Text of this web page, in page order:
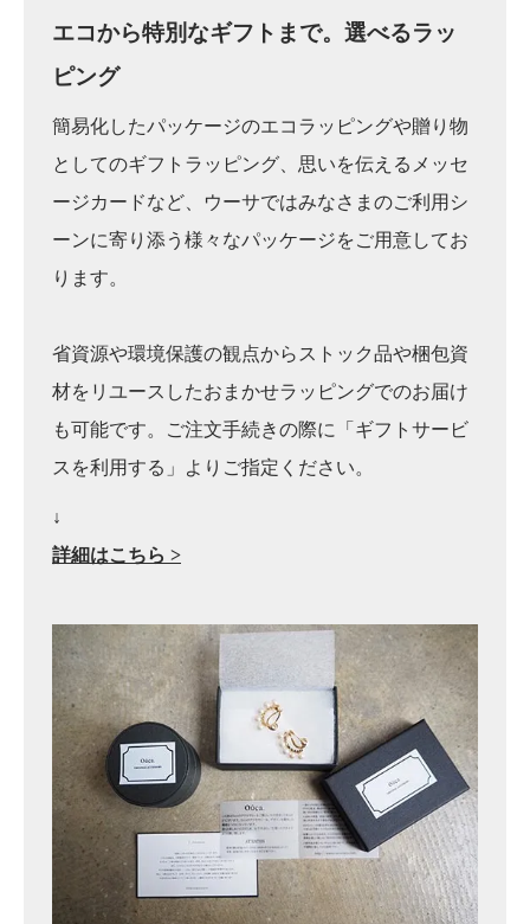
エコから特別なギフトまで。 選べるラッ
ピング
簡易化したパッケージのエコラッピングや贈り物
としてのギフトラッピング、思いを伝えるメッセ
ージカードなど、ウーサではみなさまのご利用シ
ーンに寄り添う様々なパッケージをご用意してお
ります。
省資源や環境保護の観点からストック品や梱包資
材をリユースしたおまかせラッピングでのお届け
も可能です。ご注文手続きの際に「ギフトサービ
スを利用する」よりご指定ください。
↓
詳細はこちら >